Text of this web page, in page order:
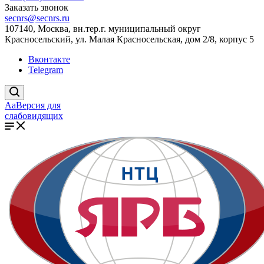
Заказать звонок
secnrs@secnrs.ru
107140, Москва, вн.тер.г. муниципальный округ
Красносельский, ул. Малая Красносельская, дом 2/8, корпус 5
Вконтакте
Telegram
AaВерсия для
слабовидящих